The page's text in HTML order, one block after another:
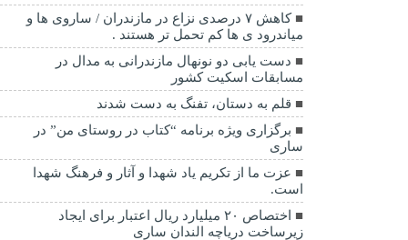
کاهش ۷ درصدی نزاع در مازندران / ساروی ها و
میاندرود ی ها کم تحمل تر هستند‌ .
دست یابی دو نونهال مازندرانی به مدال در
مسابقات اسکیت کشور
قلم به دستان، تفنگ به دست شدند
برگزاری ویژه برنامه “کتاب در روستای من” در
ساری
عزت ما از تکریم یاد شهدا و آثار و فرهنگ شهدا
است.
اختصاص ۲۰ میلیارد ریال اعتبار برای ایجاد
زیرساخت دریاچه الندان ساری